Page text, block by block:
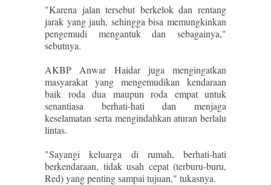
"Karena jalan tersebut berkelok dan rentang
jarak yang jauh, sehingga bisa memungkinkan
pengemudi mengantuk dan sebagainya,"
sebutnya.
AKBP Anwar Haidar juga mengingatkan
masyarakat yang mengemudikan kendaraan
baik roda dua maupun roda empat untuk
senantiasa berhati-hati dan menjaga
keselamatan serta mengindahkan aturan berlalu
lintas.
"Sayangi keluarga di rumah, berhati-hati
berkendaraan, tidak usah cepat (terburu-buru,
Red) yang penting sampai tujuan," tukasnya.